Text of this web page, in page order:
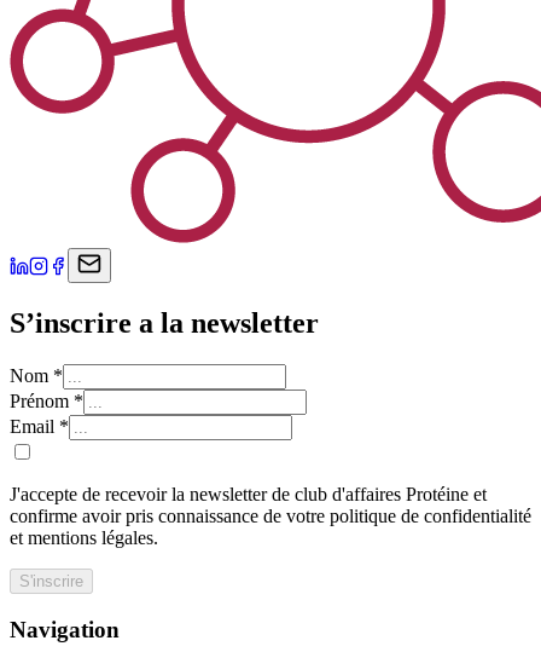
S’inscrire a la newsletter
Nom *
Prénom *
Email *
J'accepte de recevoir la newsletter de club d'affaires Protéine et
confirme avoir pris connaissance de votre politique de confidentialité
et mentions légales.
S'inscrire
Navigation